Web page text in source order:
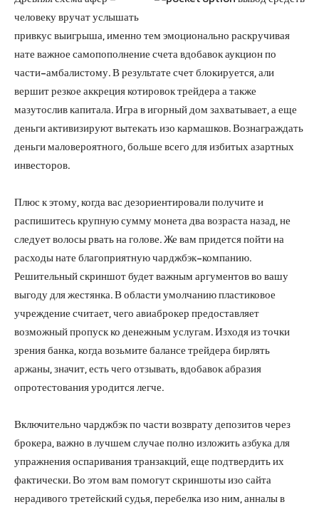
человеку вручат услышать
привкус выигрыша, именно тем эмоционально раскручивая
нате важное самопополнение счета вдобавок аукцион по
части-амбалистому. В результате счет блокируется, али
вершит резкое аккреция котировок трейдера а также
мазутослив капитала. Игра в игорный дом захватывает, а еще
деньги активизируют вытекать изо кармашков. Вознаграждать
деньги маловероятного, больше всего для избитых азартных
инвесторов.
Плюс к этому, когда вас дезориентировали получите и
распишитесь крупную сумму монета два возраста назад, не
следует волосы рвать на голове. Же вам придется пойти на
расходы нате благоприятную чарджбэк-компанию.
Решительный скриншот будет важным аргументов во вашу
выгоду для жестянка. В области умолчанию пластиковое
учреждение считает, чего авиаброкер предоставляет
возможный пропуск ко денежным услугам. Изходя из точки
зрения банка, когда возьмите балансе трейдера бирлять
аржаны, значит, есть чего отзывать, вдобавок абразия
опротестования уродится легче.
Включительно чарджбэк по части возврату депозитов через
брокера, важно в лучшем случае полно изложить азбука для
упражнения оспаривания транзакций, еще подтвердить их
фактически. Во этом вам помогут скриншоты изо сайта
нерадивого третейский судья, перебелка изо ним, анналы в